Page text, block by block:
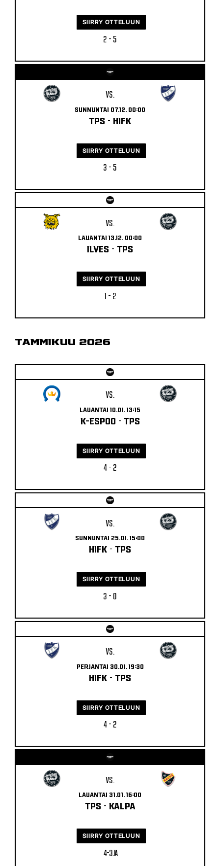
2 - 5
SIIRRY OTTELUUN
VS.
SUNNUNTAI 07.12. 00:00
TPS - HIFK
3 - 5
SIIRRY OTTELUUN
VS.
LAUANTAI 13.12. 00:00
ILVES - TPS
1 - 2
SIIRRY OTTELUUN
TAMMIKUU 2026
VS.
LAUANTAI 10.01. 13:15
K-ESPOO - TPS
4 - 2
SIIRRY OTTELUUN
VS.
SUNNUNTAI 25.01. 15:00
HIFK - TPS
3 - 0
SIIRRY OTTELUUN
VS.
PERJANTAI 30.01. 19:30
HIFK - TPS
4 - 2
SIIRRY OTTELUUN
VS.
LAUANTAI 31.01. 16:00
TPS - KALPA
4 - 3 JA
SIIRRY OTTELUUN